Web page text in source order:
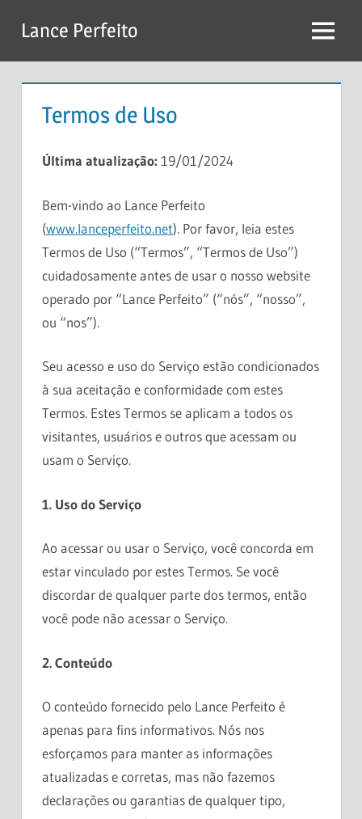
content
Lance Perfeito Menu
Termos de Uso
Última atualização: 19/01/2024
Bem-vindo ao Lance Perfeito
(www.lanceperfeito.net). Por favor, leia estes
Termos de Uso (“Termos”, “Termos de Uso”)
cuidadosamente antes de usar o nosso website
operado por “Lance Perfeito” (“nós”, “nosso”,
ou “nos”).
Seu acesso e uso do Serviço estão condicionados
à sua aceitação e conformidade com estes
Termos. Estes Termos se aplicam a todos os
visitantes, usuários e outros que acessam ou
usam o Serviço.
1. Uso do Serviço
Ao acessar ou usar o Serviço, você concorda em
estar vinculado por estes Termos. Se você
discordar de qualquer parte dos termos, então
você pode não acessar o Serviço.
2. Conteúdo
O conteúdo fornecido pelo Lance Perfeito é
apenas para fins informativos. Nós nos
esforçamos para manter as informações
atualizadas e corretas, mas não fazemos
declarações ou garantias de qualquer tipo,